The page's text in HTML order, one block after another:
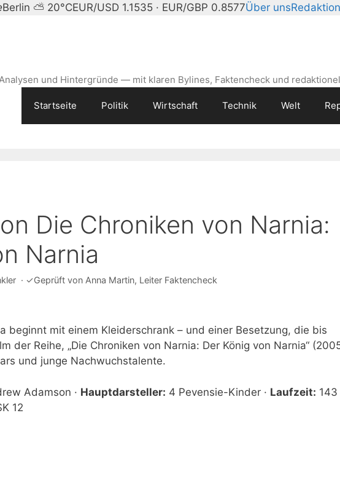
Berlin ⛅ 20°CEUR/USD 1.1535 · EUR/GBP 0.8577Über unsRedaktion
und Hintergründe — mit klaren Bylines, Faktencheck und
Startseite Politik Wirtschaft Technik Welt
Die Chroniken von Narnia:
Narnia
· ✓Geprüft von Anna Martin, Leiter Faktencheck
beginnt mit einem Kleiderschrank – und einer Besetzung, die bis
der Reihe, „Die Chroniken von Narnia: Der König von Narnia“
und junge Nachwuchstalente.
Adamson · Hauptdarsteller: 4 Pevensie-Kinder · Laufzeit: 143
12